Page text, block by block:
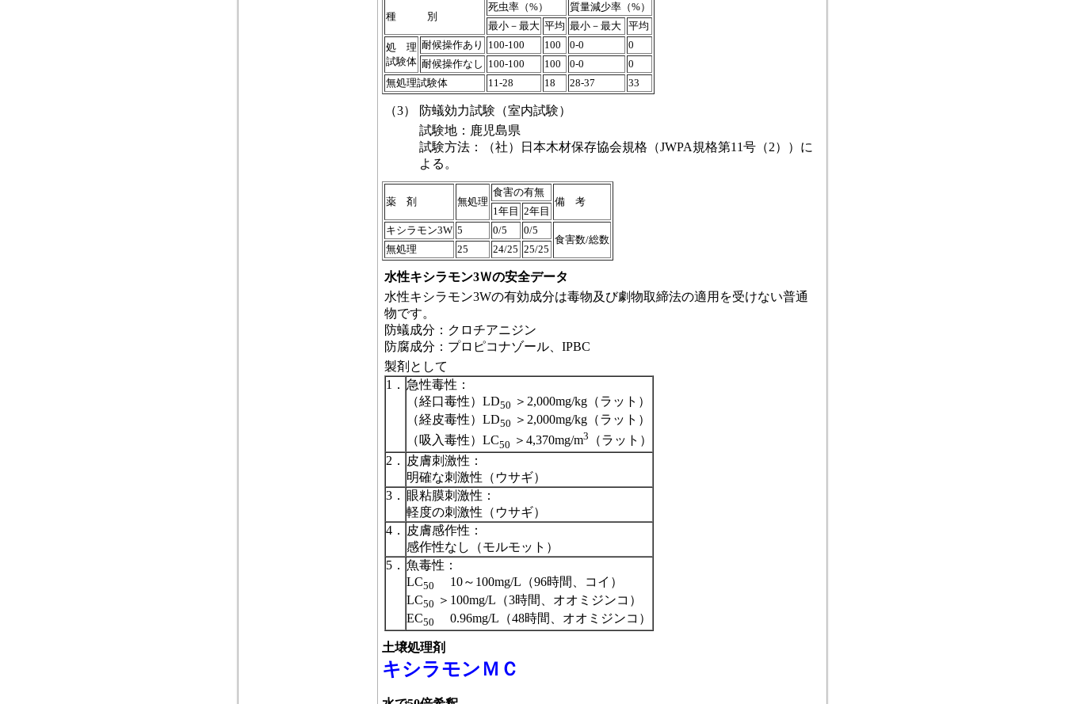
種 別
死虫率（%）
質量減少率（%）
最小－最大 平均 最小－最大 平均
処 理
試験体
耐候操作あり 100-100 100 0-0
0
耐候操作なし 100-100 100 0-0
0
無処理試験体
11-28 18 28-37 33
（3）
防蟻効力試験（室内試験）
試験地：鹿児島県
試験方法：（社）日本木材保存協会規格（JWPA規格第11号（2））に
よる。
薬 剤 無処理
食害の有無
備 考
1年目 2年目
キシラモン3W 5 0/5
0/5
食害数/総数
無処理
25 24/25 25/25
水性キシラモン3Ｗの安全データ
水性キシラモン3Wの有効成分は毒物及び劇物取締法の適用を受けない普通
物です。
防蟻成分：クロチアニジン
防腐成分：プロピコナゾール、IPBC
製剤として
1． 急性毒性：
（経口毒性）LD50 ＞2,000mg/kg（ラット）
（経皮毒性）LD50 ＞2,000mg/kg（ラット）
（吸入毒性）LC50 ＞4,370mg/m3
（ラット）
2．
皮膚刺激性：
明確な刺激性（ウサギ）
3．
眼粘膜刺激性：
軽度の刺激性（ウサギ）
4．
皮膚感作性：
感作性なし（モルモット）
5． 魚毒性：
LC50
10～100mg/L（96時間、コイ）
LC50 ＞100mg/L（3時間、オオミジンコ）
EC50 0.96mg/L（48時間、オオミジンコ）
土壌処理剤
キシラモンＭＣ